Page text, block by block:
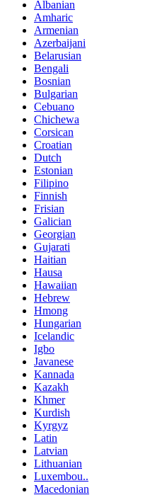
Albanian
Amharic
Armenian
Azerbaijani
Belarusian
Bengali
Bosnian
Bulgarian
Cebuano
Chichewa
Corsican
Croatian
Dutch
Estonian
Filipino
Finnish
Frisian
Galician
Georgian
Gujarati
Haitian
Hausa
Hawaiian
Hebrew
Hmong
Hungarian
Icelandic
Igbo
Javanese
Kannada
Kazakh
Khmer
Kurdish
Kyrgyz
Latin
Latvian
Lithuanian
Luxembou..
Macedonian